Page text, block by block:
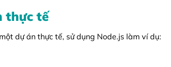
thực tế
dự án thực tế, sử dụng Node.js làm ví dụ: